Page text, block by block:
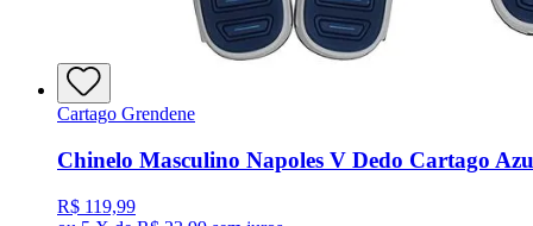
Cartago Grendene
Chinelo Masculino Napoles V Dedo Cartago
R$ 119,99